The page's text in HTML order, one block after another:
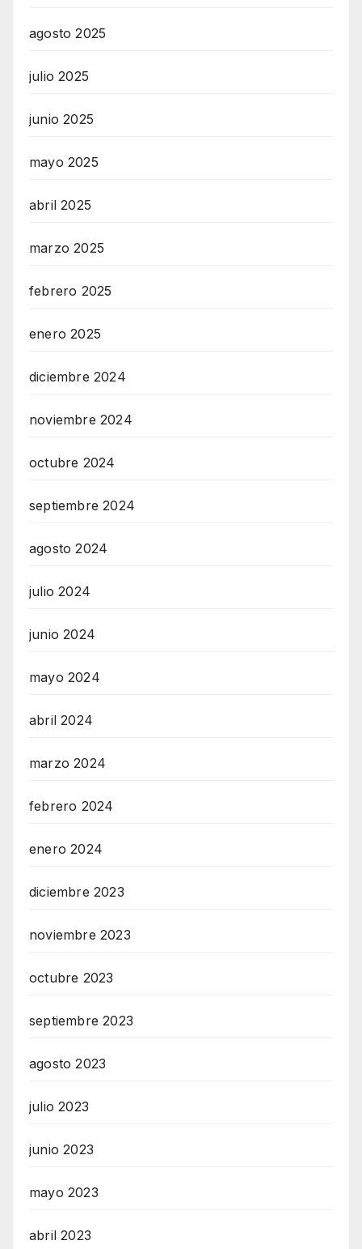
agosto 2025
julio 2025
junio 2025
mayo 2025
abril 2025
marzo 2025
febrero 2025
enero 2025
diciembre 2024
noviembre 2024
octubre 2024
septiembre 2024
agosto 2024
julio 2024
junio 2024
mayo 2024
abril 2024
marzo 2024
febrero 2024
enero 2024
diciembre 2023
noviembre 2023
octubre 2023
septiembre 2023
agosto 2023
julio 2023
junio 2023
mayo 2023
abril 2023